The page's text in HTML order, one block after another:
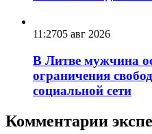
11:2705 авг 2026
В Литве мужчина
ограничения
социальной сети
Комментарии